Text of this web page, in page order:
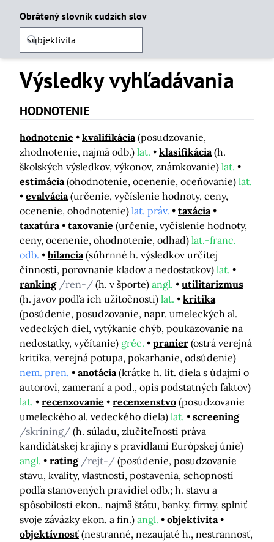
Obrátený slovník cudzích slov
Výsledky vyhľadávania
HODNOTENIE
hodnotenie kvalifikácia (posudzovanie,
zhodnotenie, najmä odb.) lat. klasifikácia (h.
školských výsledkov, výkonov, známkovanie) lat.
estimácia (ohodnotenie, ocenenie, oceňovanie) lat.
evalvácia (určenie, vyčíslenie hodnoty, ceny,
ocenenie, ohodnotenie) lat. práv.
taxácia
taxatúra
taxovanie (určenie, vyčíslenie hodnoty,
ceny, ocenenie, ohodnotenie, odhad) lat.-franc.
odb.
bilancia (súhrnné h. výsledkov určitej
činnosti, porovnanie kladov a nedostatkov) lat.
ranking /ren-/ (h. v športe) angl.
utilitarizmus
(h. javov podľa ich užitočnosti) lat.
kritika
(posúdenie, posudzovanie, napr. umeleckých al.
vedeckých diel, vytýkanie chýb, poukazovanie na
nedostatky, vyčítanie) gréc. pranier (ostrá verejná
kritika, verejná potupa, pokarhanie, odsúdenie)
nem. pren.
anotácia (krátke h. lit. diela s údajmi o
autorovi, zameraní a pod., opis podstatných faktov)
lat.
recenzovanie recenzenstvo (posudzovanie
umeleckého al. vedeckého diela) lat.
screening
/skríning/ (h. súladu, zlučiteľnosti práva
kandidátskej krajiny s pravidlami Európskej únie)
angl.
rating /rejt-/ (posúdenie, posudzovanie
stavu, kvality, vlastností, postavenia, schopností
podľa stanovených pravidiel odb.; h. stavu a
spôsobilosti ekon., najmä štátu, banky, firmy, splniť
svoje záväzky ekon. a fin.) angl.
objektivita
objektívnosť (nestranné, nezaujaté h., nestrannosť,